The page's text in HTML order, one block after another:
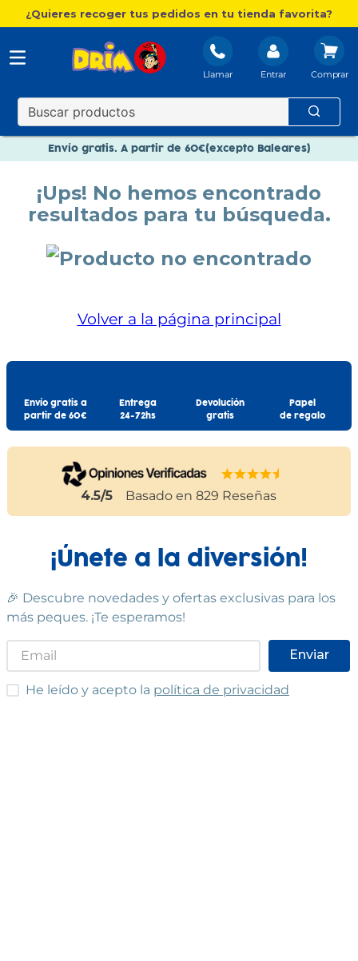
¿Quieres recoger tus pedidos en tu tienda favorita?
Llamar Entrar
Envío gratis. A partir de 60€(excepto Baleares)
Nuevo catálogo Aire Libre
Paga en 3 plazos sin intereses
¡Ups! No hemos encontrado
resultados para tu búsqueda.
Volver a la página principal
Envío gratis a
partir de 60€
Entrega
24-72hs
Devolución
gratis
Papel
de regalo
4.5/5 Basado en 829 Reseñas
¡Únete a la diversión!
🎉 Descubre novedades y ofertas exclusivas para los
más peques. ¡Te esperamos!
Enviar
He leído y acepto las condiciones
He leído y acepto la política de privacidad